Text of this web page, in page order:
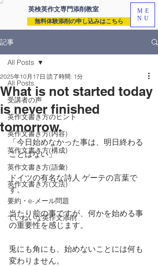
英検英作文専門添削教室
無料体験添削の申し込みはこちら
ME
NU
記事
All Posts
受講者の声
英作文書き方のヒント
英作文書き方(内容)
英作文書き方(構成)
英作文書き方(語彙)
英作文書き方(文法)
要約・e-メール問題
ていねいな英作文添削
All Posts
What is not started today
is never finished
tomorrow.
2025年10月17日 読了時間: 1分
「今日始めなかった事は、明日終わる
ことはない」
ドイツの有名な詩人 ゲーテの言葉で
す。
当たり前の事ですが、何かを始める事
の重要性を感じます。
兎にも角にも、始めないことには何も
変わりません。